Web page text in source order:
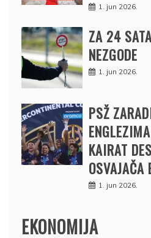
1. jun 2026.
ZA 24
NEZGODE
1. jun 2026.
PSŽ
KAIRAT
OSVAJAČA
1. jun 2026.
EKONOMIJA